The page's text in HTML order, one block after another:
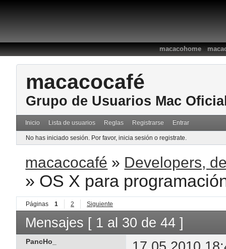
macacohome:
macacocafé
Grupo de Usuarios Mac
Inicio Lista de usuarios Reglas Registrarse Entrar
No has iniciado sesión. Por favor, inicia sesión o registrate.
macacocafé » Developers,
» OS X para
Páginas 1 2 Siguiente
Mensajes [ 1 al 30 de 44 ]
PancHo_